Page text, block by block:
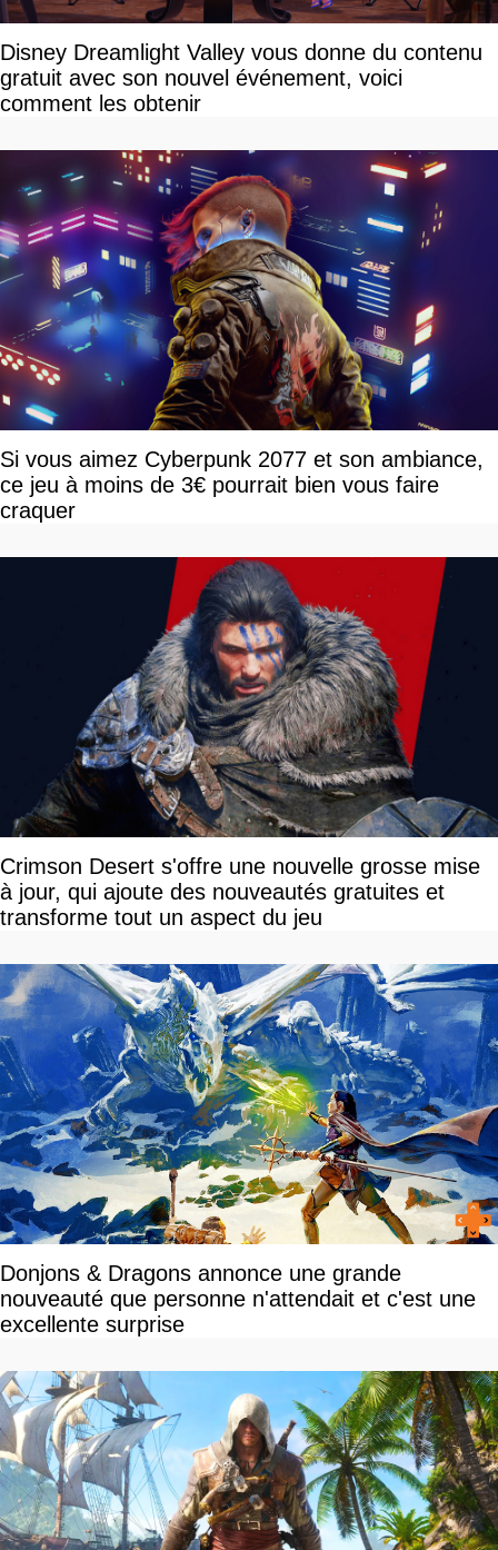
Disney Dreamlight Valley vous donne du contenu
gratuit avec son nouvel événement, voici
comment les obtenir
Si vous aimez Cyberpunk 2077 et son ambiance,
ce jeu à moins de 3€ pourrait bien vous faire
craquer
Crimson Desert s'offre une nouvelle grosse mise
à jour, qui ajoute des nouveautés gratuites et
transforme tout un aspect du jeu
Donjons & Dragons annonce une grande
nouveauté que personne n'attendait et c'est une
excellente surprise